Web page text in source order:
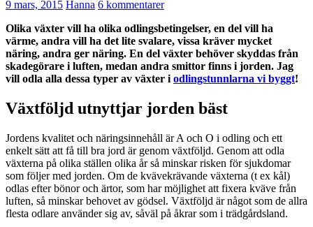
9 mars, 2015 Hanna 6 kommentarer
Olika växter vill ha olika odlingsbetingelser, en del vill ha
värme, andra vill ha det lite svalare, vissa kräver mycket
näring, andra ger näring. En del växter behöver skyddas från
skadegörare i luften, medan andra smittor finns i jorden. Jag
vill odla alla dessa typer av växter i odlingstunnlarna vi byggt!
Växtföljd utnyttjar jorden bäst
Jordens kvalitet och näringsinnehåll är A och O i odling och ett
enkelt sätt att få till bra jord är genom växtföljd. Genom att odla
växterna på olika ställen olika år så minskar risken för sjukdomar
som följer med jorden. Om de kvävekrävande växterna (t ex kål)
odlas efter bönor och ärtor, som har möjlighet att fixera kväve från
luften, så minskar behovet av gödsel. Växtföljd är något som de allra
flesta odlare använder sig av, såväl på åkrar som i trädgårdsland.